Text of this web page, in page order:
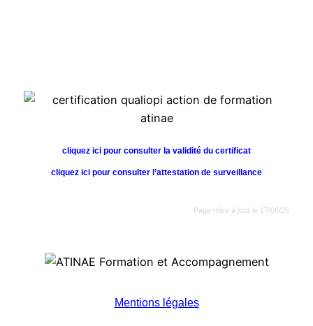
cliquez ici pour consulter la validité du certificat
cliquez ici pour consulter l’attestation de surveillance
Page mise à jour le 17/06/26
Mentions légales